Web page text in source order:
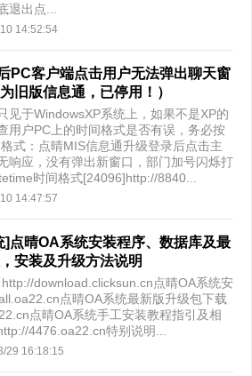
退出点...
14:52:54
PC客户端点击用户无法弹出聊天窗
旧版信息通，已停用！）
见于WindowsXP系统上，如果不是XP的
用户PC上的时间格式是否有误，务必按
式：点晴MIS信息通升级登录后点击主
响应，没有弹出新窗口，部门加号闪烁打
时间格式[24096]http://8840...
14:47:57
]点晴OA系统安装程序、数据库及最
安装及升级方法说明
download.clicksun.cn点晴OA系统安
点晴OA系统最新版升级包下载
点晴OA系统手工安装教程指引及相
4476.oa22.cn特别说明...
29 16:18:15